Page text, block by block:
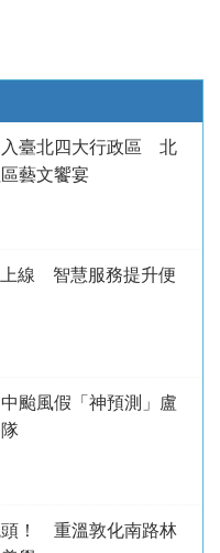
入臺北四大行政區 北
藝文饗宴
上線 智慧服務提升便
颱風假「神預測」盧
頭！ 重溫敦化南路林